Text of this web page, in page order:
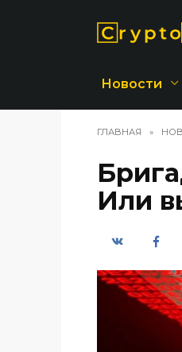
Новости
ГЛАВНАЯ »
Или